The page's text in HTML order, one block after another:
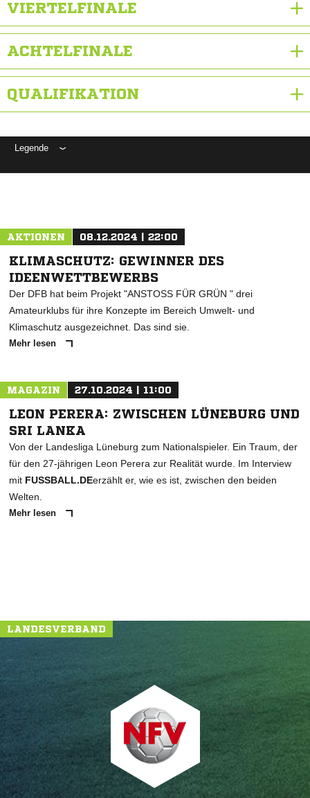
VIERTELFINALE
ACHTELFINALE
QUALIFIKATION
Legende
AKTIONEN 08.12.2024 | 22:00
KLIMASCHUTZ: GEWINNER DES
IDEENWETTBEWERBS
Der DFB hat beim Projekt "ANSTOSS FÜR GRÜN " drei
Amateurklubs für ihre Konzepte im Bereich Umwelt- und
Klimaschutz ausgezeichnet. Das sind sie.
Mehr lesen
MAGAZIN 27.10.2024 | 11:00
LEON PERERA: ZWISCHEN LÜNEBURG UND
SRI LANKA
Von der Landesliga Lüneburg zum Nationalspieler. Ein Traum, der
für den 27-jährigen Leon Perera zur Realität wurde. Im Interview
mit FUSSBALL.DEerzählt er, wie es ist, zwischen den beiden
Welten.
Mehr lesen
LANDESVERBAND